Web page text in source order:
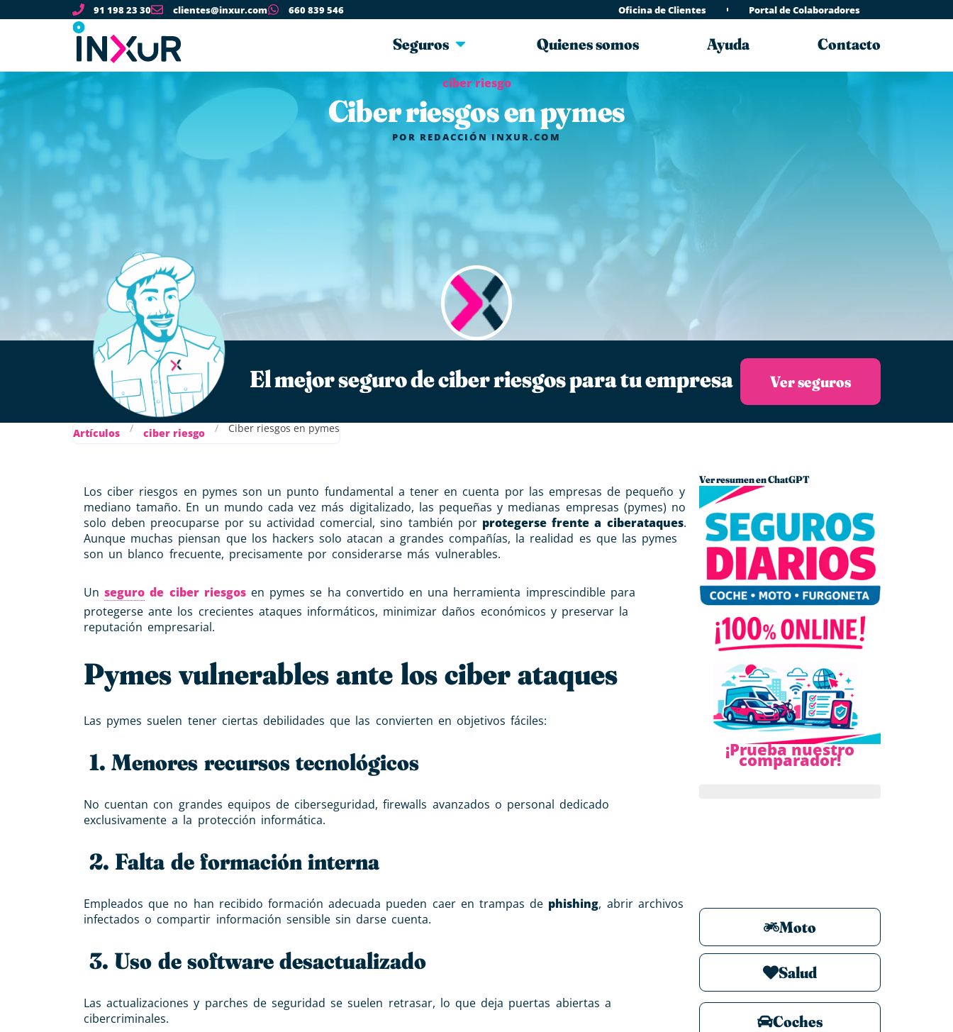
91 198 23 30 clientes@inxur.com 660 839 546 Oficina de Clientes Portal de Colaboradores
Seguros Quienes somos Ayuda Contacto
ciber riesgo
Ciber riesgos en pymes
POR REDACCIÓN INXUR.COM
El mejor seguro de ciber riesgos para tu empresa Ver seguros
Artículos / ciber riesgo / Ciber riesgos en pymes
Los ciber riesgos en pymes son un punto fundamental a tener en cuenta por las empresas de pequeño y
mediano tamaño. En un mundo cada vez más digitalizado, las pequeñas y medianas empresas (pymes) no
solo deben preocuparse por su actividad comercial, sino también por protegerse frente a ciberataques.
Aunque muchas piensan que los hackers solo atacan a grandes compañías, la realidad es que las pymes
son un blanco frecuente, precisamente por considerarse más vulnerables.
Unseguro de ciber riesgosen pymes se ha convertido en una herramienta imprescindible para
protegerse ante los crecientes ataques informáticos, minimizar daños económicos y preservar la
reputación empresarial.
Pymes vulnerables ante los ciber ataques
Las pymes suelen tener ciertas debilidades que las convierten en objetivos fáciles:
1. Menores recursos tecnológicos
No cuentan con grandes equipos de ciberseguridad, firewalls avanzados o personal dedicado
exclusivamente a la protección informática.
2. Falta de formación interna
Empleados que no han recibido formación adecuada pueden caer en trampas de phishing, abrir archivos
infectados o compartir información sensible sin darse cuenta.
3. Uso de software desactualizado
Las actualizaciones y parches de seguridad se suelen retrasar, lo que deja puertas abiertas a
cibercriminales.
Ver resumen en ChatGPT
¡Prueba nuestro
comparador!
Moto
Salud
Coches